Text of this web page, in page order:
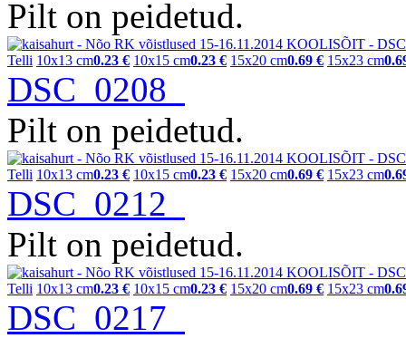
Pilt on peidetud.
Telli 10x13 cm0.23 € 10x15 cm0.23 € 15x20 cm0.69 € 15x23 cm
DSC_0208
Pilt on peidetud.
Telli 10x13 cm0.23 € 10x15 cm0.23 € 15x20 cm0.69 € 15x23 cm
DSC_0212
Pilt on peidetud.
Telli 10x13 cm0.23 € 10x15 cm0.23 € 15x20 cm0.69 € 15x23 cm
DSC_0217